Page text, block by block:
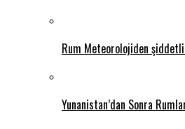
Rum Meteorolojiden şiddetli
Yunanistan’dan Sonra